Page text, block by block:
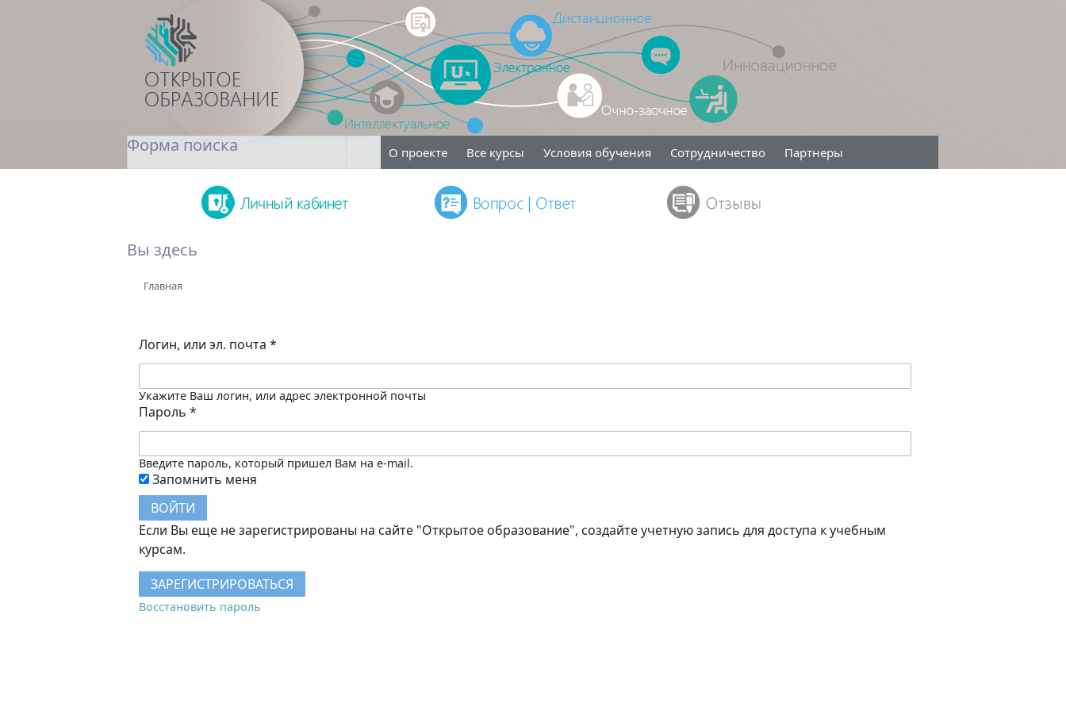
Форма поиска О проекте Все курсы Условия обучения Сотрудничество Партнеры
Вы здесь
Главная
Логин, или эл. почта *
Укажите Ваш логин, или адрес электронной почты
Пароль *
Введите пароль, который пришел Вам на e-mail.
Запомнить меня
Если Вы еще не зарегистрированы на сайте "Открытое образование", создайте учетную запись для доступа к учебным
курсам.
ЗАРЕГИСТРИРОВАТЬСЯ
Восстановить пароль